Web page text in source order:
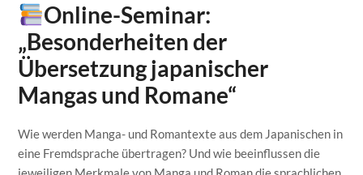
Online-Seminar:
„Besonderheiten der
Übersetzung japanischer
Mangas und Romane“
Wie werden Manga- und Romantexte aus dem Japanischen in
eine Fremdsprache übertragen? Und wie beeinflussen die